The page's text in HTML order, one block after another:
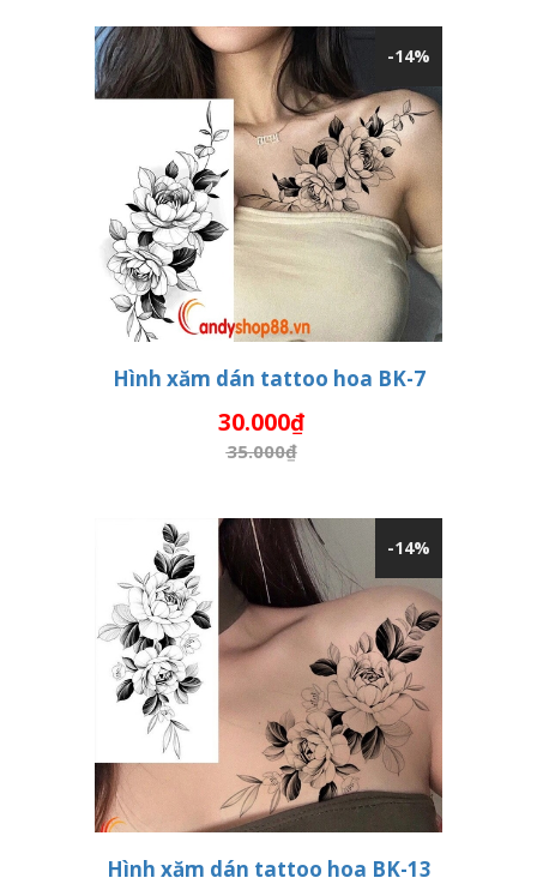
-14%
THÊM VÀO GIỎ HÀNG
Hình xăm dán tattoo hoa BK-7
30.000₫
35.000₫
-14%
Hình xăm dán tattoo hoa BK-13